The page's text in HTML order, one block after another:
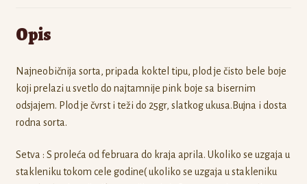
Opis
Najneobičnija sorta, pripada koktel tipu, plod je čisto bele boje
koji prelazi u svetlo do najtamnije pink boje sa bisernim
odsjajem. Plod je čvrst i teži do 25gr, slatkog ukusa.Bujna i dosta
rodna sorta.
Setva : S proleća od februara do kraja aprila. Ukoliko se uzgaja u
stakleniku tokom cele godine( ukoliko se uzgaja u stakleniku